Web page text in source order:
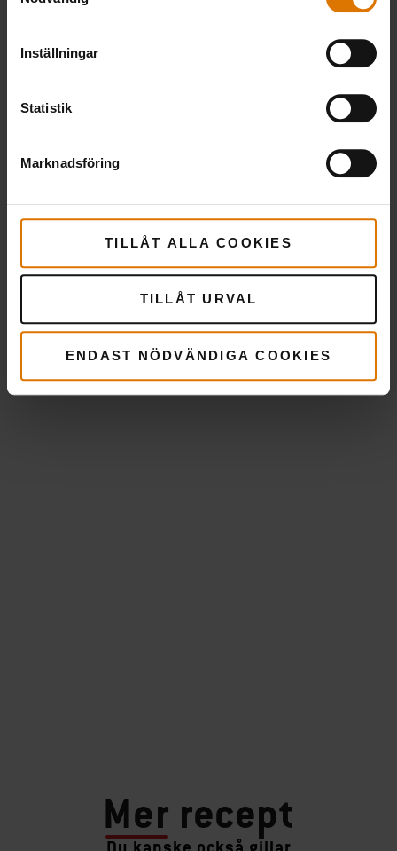
Inställningar
Statistik
Marknadsföring
TILLÅT ALLA COOKIES
TILLÅT URVAL
ENDAST NÖDVÄNDIGA COOKIES
Rekommenderade
tillbehör
Mer recept